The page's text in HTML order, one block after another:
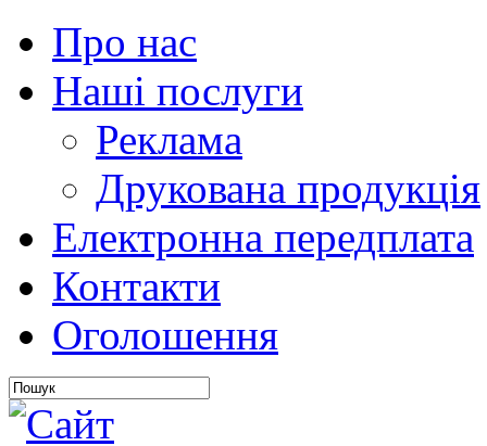
Про нас
Наші послуги
Реклама
Друкована продукція
Електронна передплата
Контакти
Оголошення